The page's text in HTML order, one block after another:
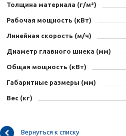
Толщина материала (г/м²)
Рабочая мощность (кВт)
Линейная скорость (м/ч)
Диаметр главного шнека (мм)
Общая мощность (кВт)
Габаритные размеры (мм)
Вес (кг)
Вернуться к списку